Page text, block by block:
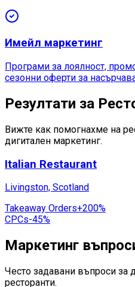
Имейл маркетинг
Програми за лоялност,
сезонни оферти за
Резултати за
Вижте как помогнахме на
дигитален маркетинг.
Italian Restaurant
Livingston, Scotland
Takeaway Orders+200%
CPCs-45%
Маркетинг
Често задавани въпроси за
ресторанти.